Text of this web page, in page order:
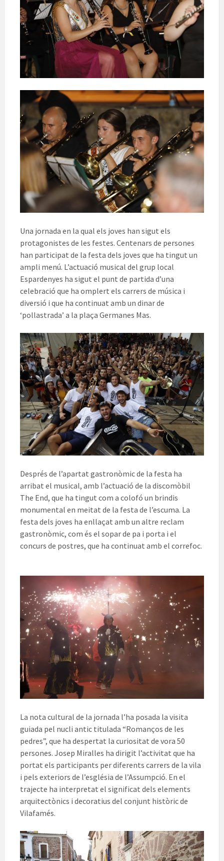
Una jornada en la qual els joves han sigut els
protagonistes de les festes. Centenars de persones
han participat de la festa dels joves que ha tingut un
ampli menú. L’actuació musical del grup local
Espardenyes ha sigut el punt de partida d’una
celebració que ha omplert els carrers de música i
diversió i que ha continuat amb un dinar de
‘pollastrada’ a la plaça Germanes Mas.
Després de l’apartat gastronòmic de la festa ha
arribat el musical, amb l’actuació de la discomòbil
The End, que ha tingut com a colofó un brindis
monumental en meitat de la festa de l’escuma. La
festa dels joves ha enllaçat amb un altre reclam
gastronòmic, com és el sopar de pa i porta i el
concurs de postres, que ha continuat amb el correfoc.
La nota cultural de la jornada l’ha posada la visita
guiada pel nucli antic titulada “Romanços de les
pedres”, que ha despertat la curiositat de vora 50
persones. Josep Miralles ha dirigit l’activitat que ha
portat els participants per diferents carrers de la vila
i pels exteriors de l’església de l’Assumpció. En el
trajecte ha interpretat el significat dels elements
arquitectònics i decoratius del conjunt històric de
Vilafamés.